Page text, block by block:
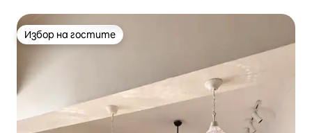
Избор на гостите
Избор на гостите